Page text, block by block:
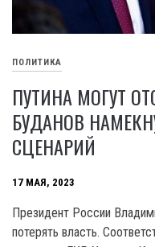
ПОЛИТИКА
ПУТИНА МОГУТ
БУДАНОВ
СЦЕНАРИЙ
17 МАЯ, 2023
Президент России
потерять власть.